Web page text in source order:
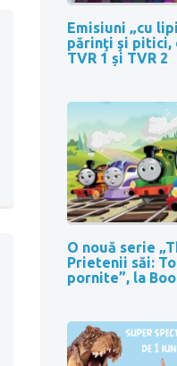
Emisiuni „cu
părinţi şi pitici,
TVR 1 și TVR 2
O nouă serie
Prietenii săi:
pornite”, la